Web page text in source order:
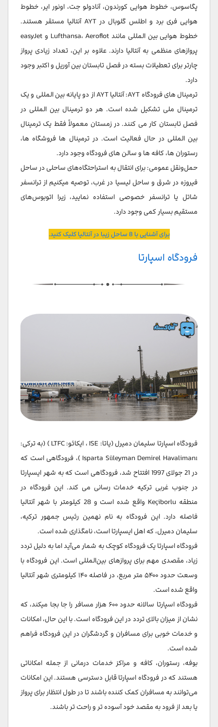
پگاسوس، خطوط هوایی کورندون، آنادولو جت، اونور ایر، خطوط
هوایی فری برد و اطلس گلوبال در AYT آنتالیا مستقر هستند.
خطوط هوایی بین المللی مانند Lufthansa، Aeroflot و easyJet
پروازهای منظمی به آنتالیا دارند. علاوه بر این، تعداد زیادی پرواز
چارتر برای تعطیلات بسته در فصل تابستان بین آوریل و اکتبر وجود
دارد.
ترمینال های فرودگاه AYT: آنتالیا AYT از دو پایانه بین المللی و یک
ترمینال ملی تشکیل شده است. هر دو ترمینال بین المللی در
فصل تابستان کار می کنند. در زمستان معمولاً فقط یک ترمینال
بین المللی در حال فعالیت است. در ترمینال ها فروشگاه ها،
رستوران ها، کافه ها و سالن های فرودگاه وجود دارد.
حمل‌ونقل عمومی: برای انتقال به استراحتگاه‌های ساحلی در ساحل
فیروزه در شرق و ساحل لیسیا در غرب، توصیه میکنیم از ترانسفر
شاتل یا ترانسفر خصوصی استفاده نمایید، زیرا اتوبوس‌های
مستقیم بسیار کمی وجود دارد.
برای آشنایی با 8 ساحل زیبا در آنتالیا کلیک کنید.
فرودگاه اسپارتا
فرودگاه اسپارتا سلیمان دمیرل (یاتا: ISE ، ایکائو: LTFC ) (به ترکی:
Isparta Süleyman Demirel Havalimanı )، فرودگاهی است که
در 21 جولای 1997 افتتاح شد، فرودگاهی است که به شهر ایسپارتا
در جنوب غربی ترکیه خدمات رسانی می کند. این فرودگاه در
منطقه Keçiborlu واقع شده است و 28 کیلومتر با شهر آنتالیا
فاصله دارد. این فرودگاه به نام نهمین رئیس جمهور ترکیه،
سلیمان دمیرل، که اهل ایسپارتا است، نامگذاری شده است.
فرودگاه اسپارتا یک فرودگاه کوچک به شمار می‌آید اما به دلیل تردد
زیاد، مقصدی مهم برای پروازهای بین‌المللی است. این فرودگاه با
وسعت حدود ۵۴۰۰ متر مربع، در فاصله ۱۴۰ کیلومتری شهر آنتالیا
واقع شده است.
فرودگاه اسپارتا سالانه حدود ۶۰۰ هزار مسافر را جا بجا میکند، که
نشان از میزان بالای تردد در این فرودگاه است. با این حال، امکانات
و خدمات خوبی برای مسافران و گردشگران در این فرودگاه فراهم
شده است.
بوفه، رستوران، کافه و مراکز خدمات درمانی از جمله امکاناتی
هستند که در فرودگاه اسپارتا قابل دسترسی هستند. این امکانات
می‌توانند به مسافران کمک کننده باشند تا در طول انتظار برای پرواز
یا بعد از فرود به مقصد خود آسوده تر و راحت تر باشند.